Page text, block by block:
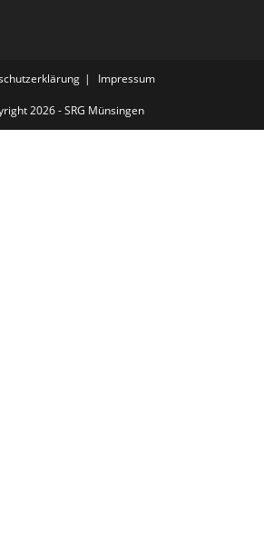
Impressum
2026 - SRG Münsingen